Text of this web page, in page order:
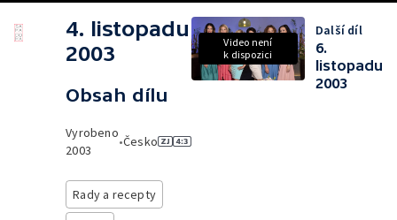
4. listopadu
2003
Obsah dílu
Vyrobeno
2003
•Česko
Rady a recepty
Video není
k dispozici
Další díl
6.
listopadu
2003